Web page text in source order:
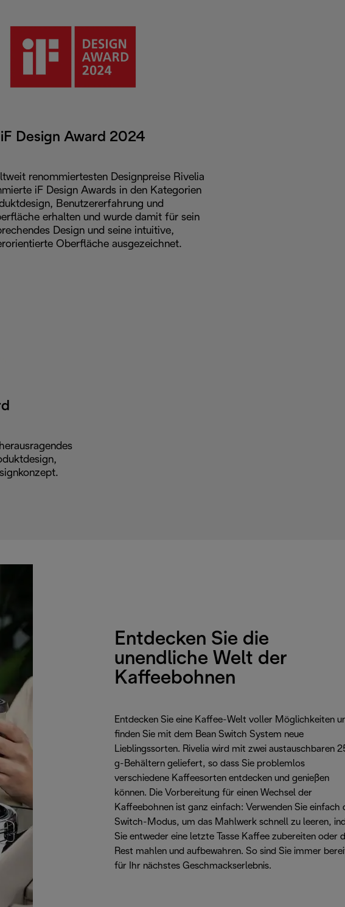
iF Design Award 2024
renommiertesten Designpreise Rivelia
iF Design Awards in den Kategorien
Benutzererfahrung und
erhalten und wurde damit für sein
Design und seine intuitive,
Oberfläche ausgezeichnet.
Entdecken Sie die
unendliche Welt der
Kaffeebohnen
Entdecken Sie eine Kaffee-Welt voller Möglichkeiten
finden Sie mit dem Bean Switch System neue
Lieblingssorten. Rivelia wird mit zwei austauschbaren
g-Behältern geliefert, so dass Sie problemlos
verschiedene Kaffeesorten entdecken und genießen
können. Die Vorbereitung für einen Wechsel der
Kaffeebohnen ist ganz einfach: Verwenden Sie einfach
Switch-Modus, um das Mahlwerk schnell zu leeren,
Sie entweder eine letzte Tasse Kaffee zubereiten oder
Rest mahlen und aufbewahren. So sind Sie immer
für Ihr nächstes Geschmackserlebnis.